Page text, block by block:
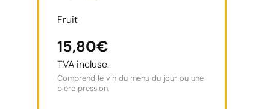
Fruit
15,80€
TVA incluse.
Comprend le vin du menu du jour ou une
bière pression.